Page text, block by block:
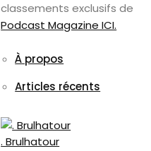
classements exclusifs de
Podcast Magazine ICI.
À propos
Articles récents
. Brulhatour